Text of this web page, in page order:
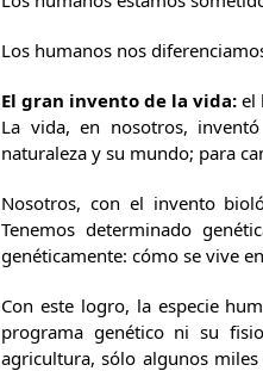
Los humanos nos
El gran invento de la vida: el
La vida, en nosotros,
naturaleza y su mundo; para
Nosotros, con el invento
Tenemos determinado
genéticamente: cómo se vive
Con este logro, la especie
programa genético ni su
agricultura, sólo algunos